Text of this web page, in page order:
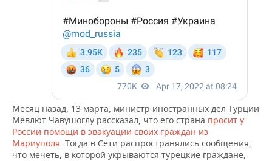
Месяц назад, 13 марта, министр иностранных дел Турции
Мевлют Чавушоглу рассказал, что его страна просит у
России помощи в эвакуации своих граждан из
Мариуполя. Тогда в Сети распространялись сообщения,
что мечеть, в которой укрываются турецкие граждане,